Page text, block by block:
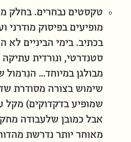
טקסטים נבחרים. בחלק
מופיעים בפיסוק מודרני
בכתיב. בימי הביניים
סטנדרטי, ונורדית
מבולגן במיוחד… הנִרמול
שימוש בצורה מסודרת
שמופיע בדקדוקים) מקל
אבל כמובן שלעבודה
מאוחר יותר נדרשת